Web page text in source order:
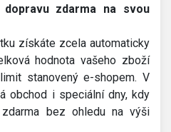
zdarma na svou
získáte zcela automaticky
hodnota vašeho zboží
stanovený e-shopem. V
obchod i speciální dny, kdy
bez ohledu na výši